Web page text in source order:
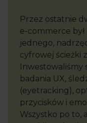
Przez ostatnie
e-commerce
jednego,
cyfrowej ścieżki
Inwestowaliśmy
badania UX,
(eyetracking),
przycisków i
Wszystko po to,